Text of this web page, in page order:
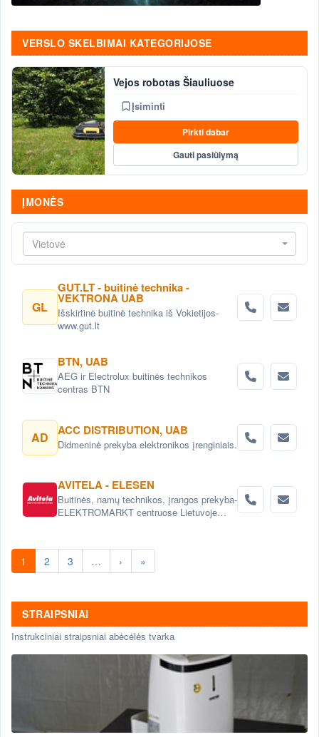
VERSLO SKELBIMAI KATEGORIJOSE
Vejos robotas Šiauliuose
Įsiminti
Pirkti dabar
Gauti pasiūlymą
ĮMONĖS
Vietovė
GL
GUT.LT - buitinė technika -
VEKTRONA UAB
Išskirtinė buitinė technika iš Vokietijos-
www.gut.lt
BTN, UAB
AEG ir Electrolux buitinės technikos
centras BTN
AD ACC DISTRIBUTION, UAB
Didmeninė prekyba elektronikos įrenginiais.
AVITELA - ELESEN
Buitinės, namų technikos, įrangos prekyba-
ELEKTROMARKT centruose Lietuvoje
1 2 3 … › »
STRAIPSNIAI
Instrukciniai straipsniai abėcėlės tvarka